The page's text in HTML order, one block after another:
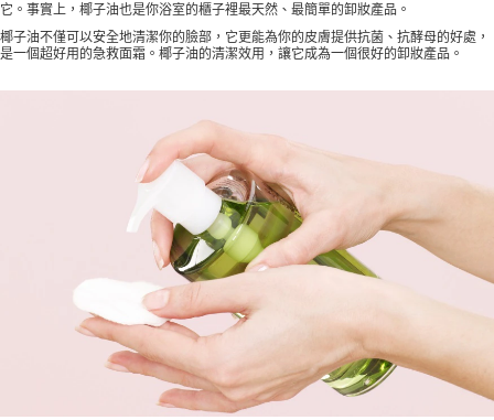
它。事實上，椰子油也是你浴室的櫃子裡最天然、最簡單的卸妝產品。
椰子油不僅可以安全地清潔你的臉部，它更能為你的皮膚提供抗菌、抗酵母的好處，
是一個超好用的急救面霜。椰子油的清潔效用，讓它成為一個很好的卸妝產品。